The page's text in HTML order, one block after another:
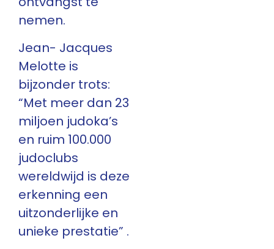
nemen.
Jean- Jacques
Melotte is
bijzonder trots:
“Met meer dan 23
miljoen judoka’s
en ruim 100.000
judoclubs
wereldwijd is deze
erkenning een
uitzonderlijke en
unieke prestatie” .